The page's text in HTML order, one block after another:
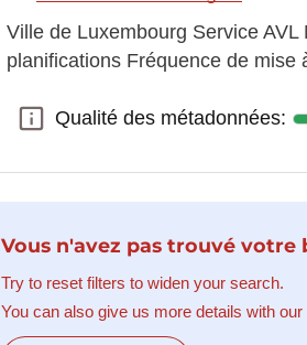
Ville de Luxembourg Service
planifications Fréquence de
Qualité des métadonnées:
Qualité des métadonnées:
Vous n'avez pas trouvé votre
Try to reset filters to widen your search.
You can also give us more details with